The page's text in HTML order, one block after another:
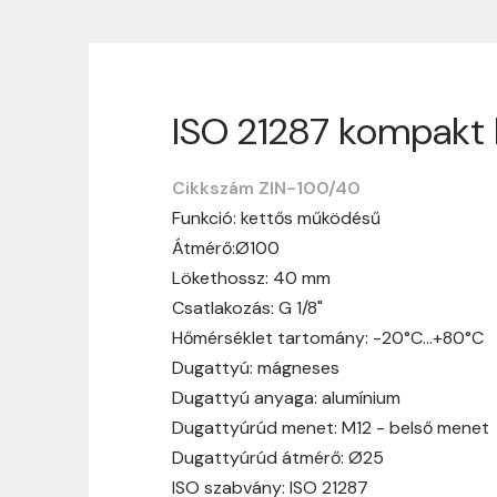
ISO 21287
Cikkszám ZIN-100/40
Funkció: kettős működésű
Átmérő:Ø100
Lökethossz: 40 mm
Csatlakozás: G 1/8"
Hőmérséklet tartomány: -20°C…+80°C
Dugattyú: mágneses
Dugattyú anyaga: alumínium
Dugattyúrúd menet: M12 - belső menet
Dugattyúrúd átmérő: Ø25
ISO szabvány: ISO 21287
Szállítási
Nagyon köszönjük, hogy
vásárlásotok gördülékenyen és
hosszabb ideig tart, előre
Szállítási díj:
A szállítási díj függ
megtekinthetitek, mielőtt a